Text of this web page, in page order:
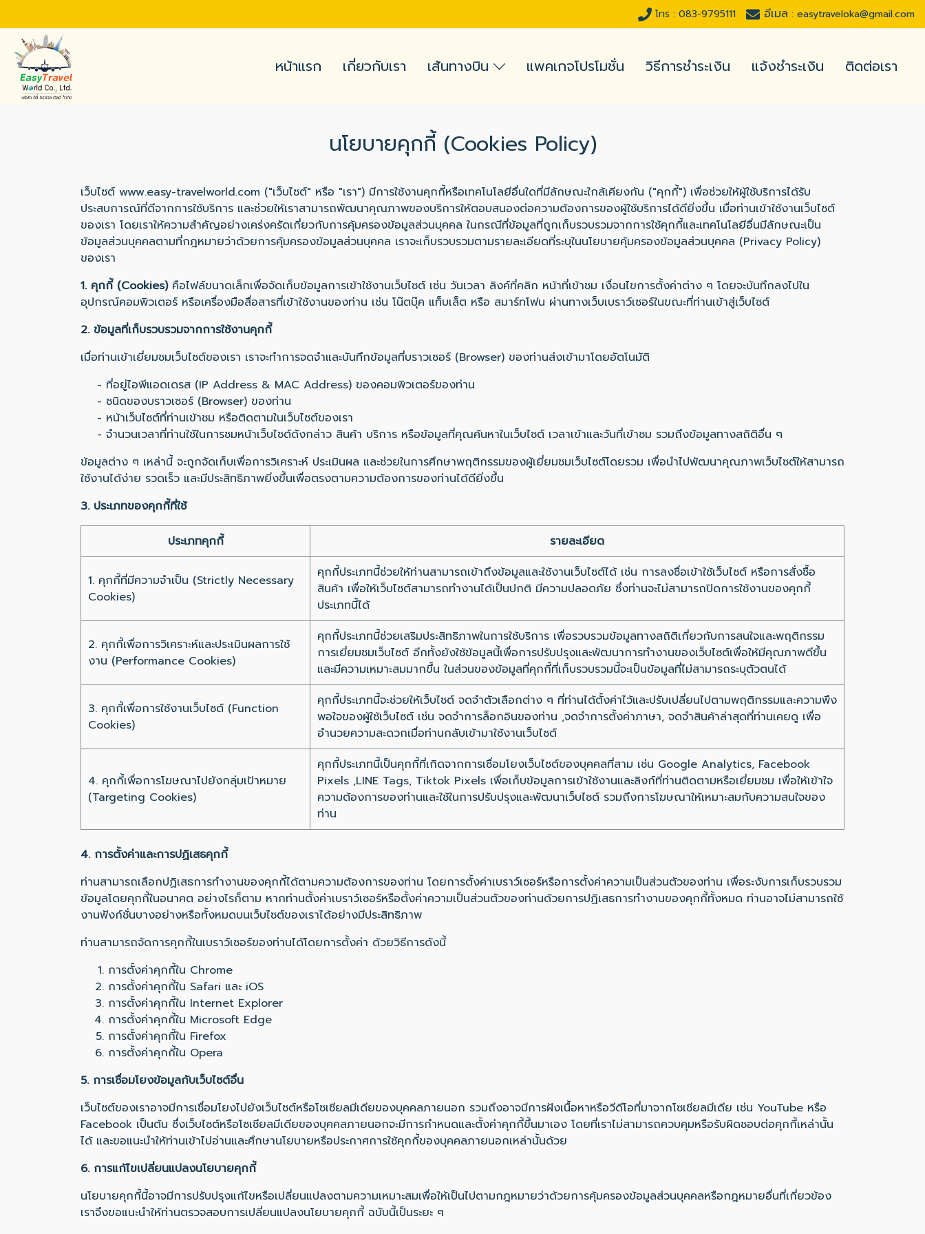
โทร : 083-9795111 อีเมล : easytraveloka@gmail.com
หน้าแรก เกี่ยวกับเรา เส้นทางบิน แพคเกจโปรโมชั่น วิธีการชำระเงิน แจ้งชำระเงิน ติดต่อเรา
นโยบายคุกกี้ (Cookies Policy)
เว็บไซต์ www.easy-travelworld.com ("เว็บไซต์" หรือ "เรา") มีการใช้งานคุกกี้หรือเทคโนโลยีอื่นใดที่มีลักษณะใกล้เคียงกัน ("คุกกี้") เพื่อช่วยให้ผู้ใช้บริการได้รับ
ประสบการณ์ที่ดีจากการใช้บริการ และช่วยให้เราสามารถพัฒนาคุณภาพของบริการให้ตอบสนองต่อความต้องการของผู้ใช้บริการได้ดียิ่งขึ้น เมื่อท่านเข้าใช้งานเว็บไซต์
ของเรา โดยเราให้ความสำคัญอย่างเคร่งครัดเกี่ยวกับการคุ้มครองข้อมูลส่วนบุคคล ในกรณีที่ข้อมูลที่ถูกเก็บรวบรวมจากการใช้คุกกี้และเทคโนโลยีอื่นมีลักษณะเป็น
ข้อมูลส่วนบุคคลตามที่กฎหมายว่าด้วยการคุ้มครองข้อมูลส่วนบุคคล เราจะเก็บรวบรวมตามรายละเอียดที่ระบุในนโยบายคุ้มครองข้อมูลส่วนบุคคล (Privacy Policy)
ของเรา
1. คุกกี้ (Cookies)คือไฟล์ขนาดเล็กเพื่อจัดเก็บข้อมูลการเข้าใช้งานเว็บไซต์ เช่น วันเวลา ลิงค์ที่คลิก หน้าที่เข้าชม เงื่อนไขการตั้งค่าต่าง ๆ โดยจะบันทึกลงไปใน
อุปกรณ์คอมพิวเตอร์ หรือเครื่องมือสื่อสารที่เข้าใช้งานของท่าน เช่น โน๊ตบุ๊ค แท็บเล็ต หรือ สมาร์ทโฟน ผ่านทางเว็บเบราว์เซอร์ในขณะที่ท่านเข้าสู่เว็บไซต์
2. ข้อมูลที่เก็บรวบรวมจากการใช้งานคุกกี้
เมื่อท่านเข้าเยี่ยมชมเว็บไซต์ของเรา เราจะทำการจดจำและบันทึกข้อมูลที่บราวเซอร์ (Browser) ของท่านส่งเข้ามาโดยอัตโนมัติ
- ที่อยู่ไอพีแอดเดรส (IP Address & MAC Address) ของคอมพิวเตอร์ของท่าน
- ชนิดของบราวเซอร์ (Browser) ของท่าน
- หน้าเว็บไซต์ที่ท่านเข้าชม หรือติดตามในเว็บไซต์ของเรา
- จำนวนเวลาที่ท่านใช้ในการชมหน้าเว็บไซต์ดังกล่าว สินค้า บริการ หรือข้อมูลที่คุณค้นหาในเว็บไซต์ เวลาเข้าและวันที่เข้าชม รวมถึงข้อมูลทางสถิติอื่น ๆ
ข้อมูลต่าง ๆ เหล่านี้ จะถูกจัดเก็บเพื่อการวิเคราะห์ ประเมินผล และช่วยในการศึกษาพฤติกรรมของผู้เยี่ยมชมเว็บไซต์โดยรวม เพื่อนำไปพัฒนาคุณภาพเว็บไซต์ให้สามารถ
ใช้งานได้ง่าย รวดเร็ว และมีประสิทธิภาพยิ่งขึ้นเพื่อตรงตามความต้องการของท่านได้ดียิ่งขึ้น
3. ประเภทของคุกกี้ที่ใช้
ประเภทคุกกี้ รายละเอียด
1. คุกกี้ที่มีความจำเป็น (Strictly Necessary
Cookies)
คุกกี้ประเภทนี้ช่วยให้ท่านสามารถเข้าถึงข้อมูลและใช้งานเว็บไซต์ได้ เช่น การลงชื่อเข้าใช้เว็บไซต์ หรือการสั่งซื้อ
สินค้า เพื่อให้เว็บไซต์สามารถทำงานได้เป็นปกติ มีความปลอดภัย ซึ่งท่านจะไม่สามารถปิดการใช้งานของคุกกี้
ประเภทนี้ได้
2. คุกกี้เพื่อการวิเคราะห์และประเมินผลการใช้
งาน (Performance Cookies)
คุกกี้ประเภทนี้ช่วยเสริมประสิทธิภาพในการใช้บริการ เพื่อรวบรวมข้อมูลทางสถิติเกี่ยวกับการสนใจและพฤติกรรม
การเยี่ยมชมเว็บไซต์ อีกทั้งยังใช้ข้อมูลนี้เพื่อการปรับปรุงและพัฒนาการทำงานของเว็บไซต์เพื่อให้มีคุณภาพดีขึ้น
และมีความเหมาะสมมากขึ้น ในส่วนของข้อมูลที่คุกกี้ที่เก็บรวบรวมนี้จะเป็นข้อมูลที่ไม่สามารถระบุตัวตนได้
3. คุกกี้เพื่อการใช้งานเว็บไซต์ (Function
Cookies)
คุกกี้ประเภทนี้จะช่วยให้เว็บไซต์ จดจำตัวเลือกต่าง ๆ ที่ท่านได้ตั้งค่าไว้และปรับเปลี่ยนไปตามพฤติกรรมและความพึง
พอใจของผู้ใช้เว็บไซต์ เช่น จดจำการล็อกอินของท่าน ,จดจำการตั้งค่าภาษา, จดจำสินค้าล่าสุดที่ท่านเคยดู เพื่อ
อำนวยความสะดวกเมื่อท่านกลับเข้ามาใช้งานเว็บไซต์
4. คุกกี้เพื่อการโฆษณาไปยังกลุ่มเป้าหมาย
(Targeting Cookies)
คุกกี้ประเภทนี้เป็นคุกกี้ที่เกิดจากการเชื่อมโยงเว็บไซต์ของบุคคลที่สาม เช่น Google Analytics, Facebook
Pixels ,LINE Tags, Tiktok Pixels เพื่อเก็บข้อมูลการเข้าใช้งานและลิงก์ที่ท่านติดตามหรือเยี่ยมชม เพื่อให้เข้าใจ
ความต้องการของท่านและใช้ในการปรับปรุงและพัฒนาเว็บไซต์ รวมถึงการโฆษณาให้เหมาะสมกับความสนใจของ
ท่าน
4. การตั้งค่าและการปฏิเสธคุกกี้
ท่านสามารถเลือกปฏิเสธการทำงานของคุกกี้ได้ตามความต้องการของท่าน โดยการตั้งค่าเบราว์เซอร์หรือการตั้งค่าความเป็นส่วนตัวของท่าน เพื่อระงับการเก็บรวบรวม
ข้อมูลโดยคุกกี้ในอนาคต อย่างไรก็ตาม หากท่านตั้งค่าเบราว์เซอร์หรือตั้งค่าความเป็นส่วนตัวของท่านด้วยการปฏิเสธการทำงานของคุกกี้ทั้งหมด ท่านอาจไม่สามารถใช้
งานฟังก์ชั่นบางอย่างหรือทั้งหมดบนเว็บไซต์ของเราได้อย่างมีประสิทธิภาพ
ท่านสามารถจัดการคุกกี้ในเบราว์เซอร์ของท่านได้โดยการตั้งค่า ด้วยวิธีการดังนี้
การตั้งค่าคุกกี้ใน Chrome
การตั้งค่าคุกกี้ใน Safari และ iOS
การตั้งค่าคุกกี้ใน Internet Explorer
การตั้งค่าคุกกี้ใน Microsoft Edge
การตั้งค่าคุกกี้ใน Firefox
การตั้งค่าคุกกี้ใน Opera
5. การเชื่อมโยงข้อมูลกับเว็บไซต์อื่น
เว็บไซต์ของเราอาจมีการเชื่อมโยงไปยังเว็บไซต์หรือโซเชียลมีเดียของบุคคลภายนอก รวมถึงอาจมีการฝังเนื้อหาหรือวีดีโอที่มาจากโซเชียลมีเดีย เช่น YouTube หรือ
Facebook เป็นต้น ซึ่งเว็บไซต์หรือโซเชียลมีเดียของบุคคลภายนอกจะมีการกำหนดและตั้งค่าคุกกี้ขึ้นมาเอง โดยที่เราไม่สามารถควบคุมหรือรับผิดชอบต่อคุกกี้เหล่านั้น
ได้ และขอแนะนำให้ท่านเข้าไปอ่านและศึกษานโยบายหรือประกาศการใช้คุกกี้ของบุคคลภายนอกเหล่านั้นด้วย
6. การแก้ไขเปลี่ยนแปลงนโยบายคุกกี้
นโยบายคุกกี้นี้อาจมีการปรับปรุงแก้ไขหรือเปลี่ยนแปลงตามความเหมาะสมเพื่อให้เป็นไปตามกฎหมายว่าด้วยการคุ้มครองข้อมูลส่วนบุคคลหรือกฎหมายอื่นที่เกี่ยวข้อง
เราจึงขอแนะนำให้ท่านตรวจสอบการเปลี่ยนแปลงนโยบายคุกกี้ ฉบับนี้เป็นระยะ ๆ